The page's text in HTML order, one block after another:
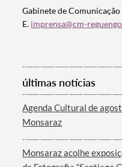
Categorias gerais
Filtros
Gabinete de Comunicação
E. imprensa@cm-
últimas notícias
Agenda Cultural de
Monsaraz
Monsaraz acolhe